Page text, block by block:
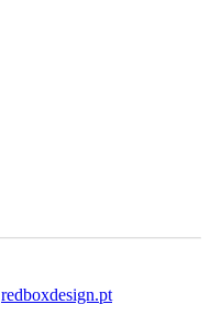
redboxdesign.pt